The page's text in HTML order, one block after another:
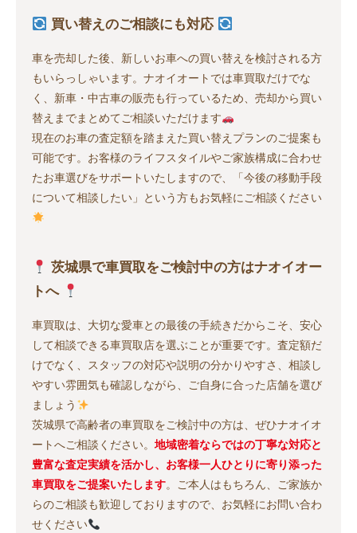
買い替えのご相談にも対応
車を売却した後、新しいお車への買い替えを検討される方
もいらっしゃいます。ナオイオートでは車買取だけでな
く、新車・中古車の販売も行っているため、売却から買い
替えまでまとめてご相談いただけます
現在のお車の査定額を踏まえた買い替えプランのご提案も
可能です。お客様のライフスタイルやご家族構成に合わせ
たお車選びをサポートいたしますので、「今後の移動手段
について相談したい」という方もお気軽にご相談ください
茨城県で車買取をご検討中の方はナオイオー
トへ
車買取は、大切な愛車との最後の手続きだからこそ、安心
して相談できる車買取店を選ぶことが重要です。査定額だ
けでなく、スタッフの対応や説明の分かりやすさ、相談し
やすい雰囲気も確認しながら、ご自身に合った店舗を選び
ましょう
茨城県で高齢者の車買取をご検討中の方は、ぜひナオイオ
ートへご相談ください。 地域密着ならではの丁寧な対応と
豊富な査定実績を活かし、お客様一人ひとりに寄り添った
車買取をご提案いたします。ご本人はもちろん、ご家族か
らのご相談も歓迎しておりますので、お気軽にお問い合わ
せください